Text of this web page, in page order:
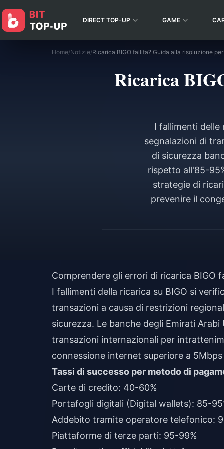
DIRECT TOP-UP GAME
Home/Notizie/
Ricarica
I fallimenti delle
segnalazioni di
di sicurezza
rispetto all'85-
strategie di
prevenire il
Comprendere gli errori di ricarica BIGO
I fallimenti della ricarica su BIGO si
transazioni a causa di restrizioni
sicurezza. Le banche degli Emirati
transazioni internazionali per
connessione internet superiore a
Tassi di successo per metodo di
Carte di credito: 40-60%
Portafogli digitali (Digital wallets): 85-
Addebito tramite operatore telefonico:
Piattaforme di terze parti: 95-99%